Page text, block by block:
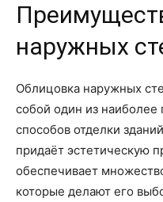
наружных
Облицовка наружных
собой один из
способов отделки
придаёт эстетическую
обеспечивает
которые делают его